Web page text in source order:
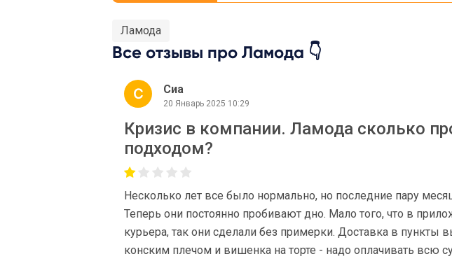
Ламода
Все отзывы про Ламода 👇
Сиа
20 Январь 2025 10:29
Кризис в компании. Ламода сколько
подходом?
Несколько лет все было нормально, но последние пару
Теперь они постоянно пробивают дно. Мало того, что в
курьера, так они сделали без примерки. Доставка в пункты
конским плечом и вишенка на торте - надо оплачивать всю